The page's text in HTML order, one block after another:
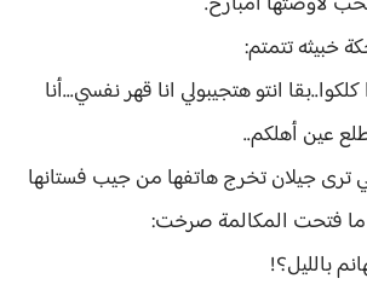
خبيثه تتمتم:
انتو هتجيبولي انا قهر نفسي...أنا
عين أهلكم..
جيلان تخرج هاتفها من جيب فستانها
فتحت المكالمة صرخت:
بالليل؟!